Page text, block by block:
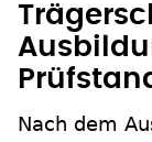
Nach dem